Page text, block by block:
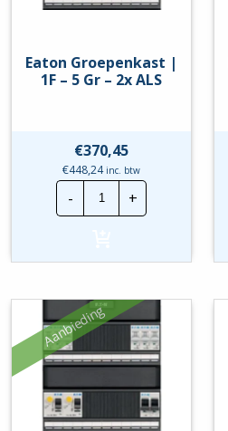
Eaton Groepenkast |
1F – 5 Gr – 2x ALS
€370,45
€448,24inc. btw
-
Eaton
Groepenkast
|
5
2x
ALS
hoeveelheid
+
Aanbieding